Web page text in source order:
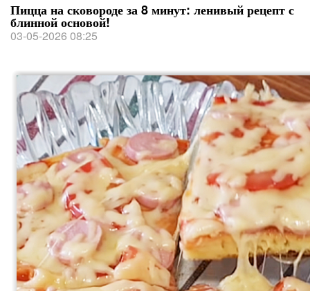
Пицца на сковороде за 8 минут: ленивый рецепт с
блинной основой!
03-05-2026 08:25